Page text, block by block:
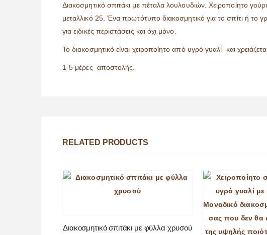
Διακοσμητικό σπιτάκι με πέταλα λουλουδιών. Χειροποίητο
μεταλλικό 25. Ένα πρωτότυπο διακοσμητικό για το σπίτι ή το
για ειδικές περιστάσεις και όχι μόνο.
Το διακοσμητικό είναι χειροποίητο από υγρό γυαλί και
1-5 μέρες αποστολής.
RELATED PRODUCTS
Διακοσμητικό σπιτάκι με φύλλα χρυσού